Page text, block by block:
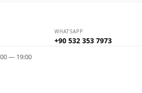
WHATSAPP
+90 532 353 7973
— 19:00